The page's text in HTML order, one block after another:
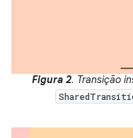
Figura 2. Transição